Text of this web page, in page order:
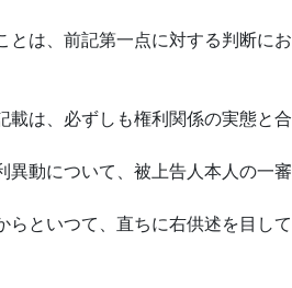
とは、前記第一点に対する判断にお
は、必ずしも権利関係の実態と合
異動について、被上告人本人の一審
らといつて、直ちに右供述を目して